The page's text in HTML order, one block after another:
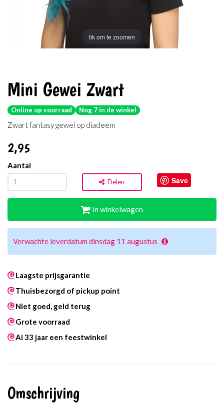
tik om te zoomen
Mini Gewei Zwart
Online op voorraad Nog 7 in de winkel
Zwart fantasy gewei op diadeem
2,95
Aantal
Delen Save
In winkelwagen
Verwachte leverdatum dinsdag 11 augustus
Laagste prijsgarantie
Thuisbezorgd of pickup point
Niet goed, geld terug
Grote voorraad
Al 33 jaar een feestwinkel
Omschrijving